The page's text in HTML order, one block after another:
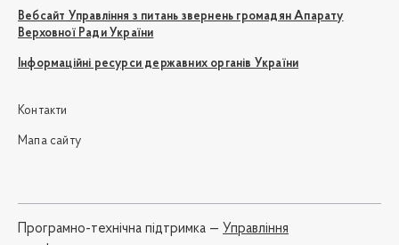
Вебсайт Управління з питань звернень громадян Апарату
Верховної Ради України
Інформаційні ресурси державних органів України
Контакти
Мапа сайту
Програмно-технічна підтримка — Управління